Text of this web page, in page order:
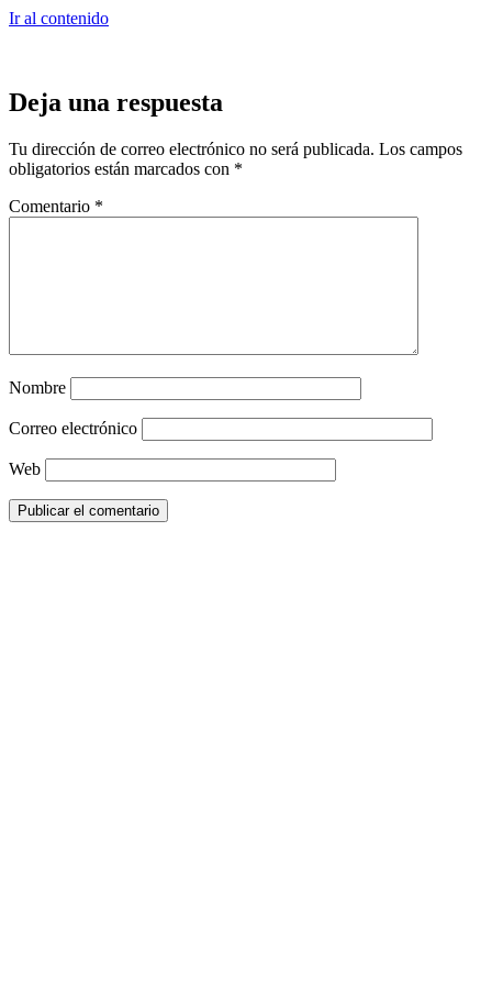
Ir al contenido
Deja una respuesta
Tu dirección de correo electrónico no será publicada. Los campos
obligatorios están marcados con *
Comentario *
Nombre
Correo electrónico
Web